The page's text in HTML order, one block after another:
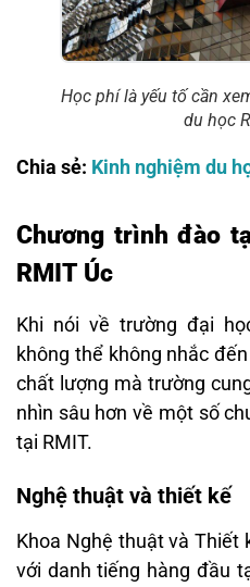
Học phí là yếu tố cần
du học
Chia sẻ: Kinh nghiệm du
Chương trình đào
RMIT Úc
Khi nói về trường đại
không thể không nhắc
chất lượng mà trường
nhìn sâu hơn về một số
tại RMIT.
Nghệ thuật và thiết kế
Khoa Nghệ thuật và Thiết
với danh tiếng hàng đầu